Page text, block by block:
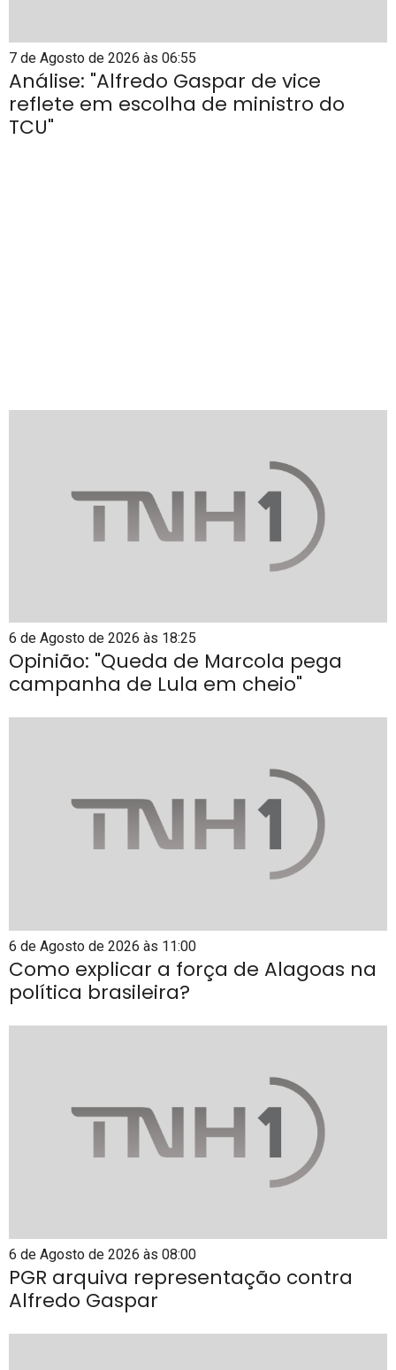
7 de Agosto de 2026 às 06:55
Análise: "Alfredo Gaspar de vice
reflete em escolha de ministro do
TCU"
6 de Agosto de 2026 às 18:25
Opinião: "Queda de Marcola pega
campanha de Lula em cheio"
6 de Agosto de 2026 às 11:00
Como explicar a força de Alagoas na
política brasileira?
6 de Agosto de 2026 às 08:00
PGR arquiva representação contra
Alfredo Gaspar